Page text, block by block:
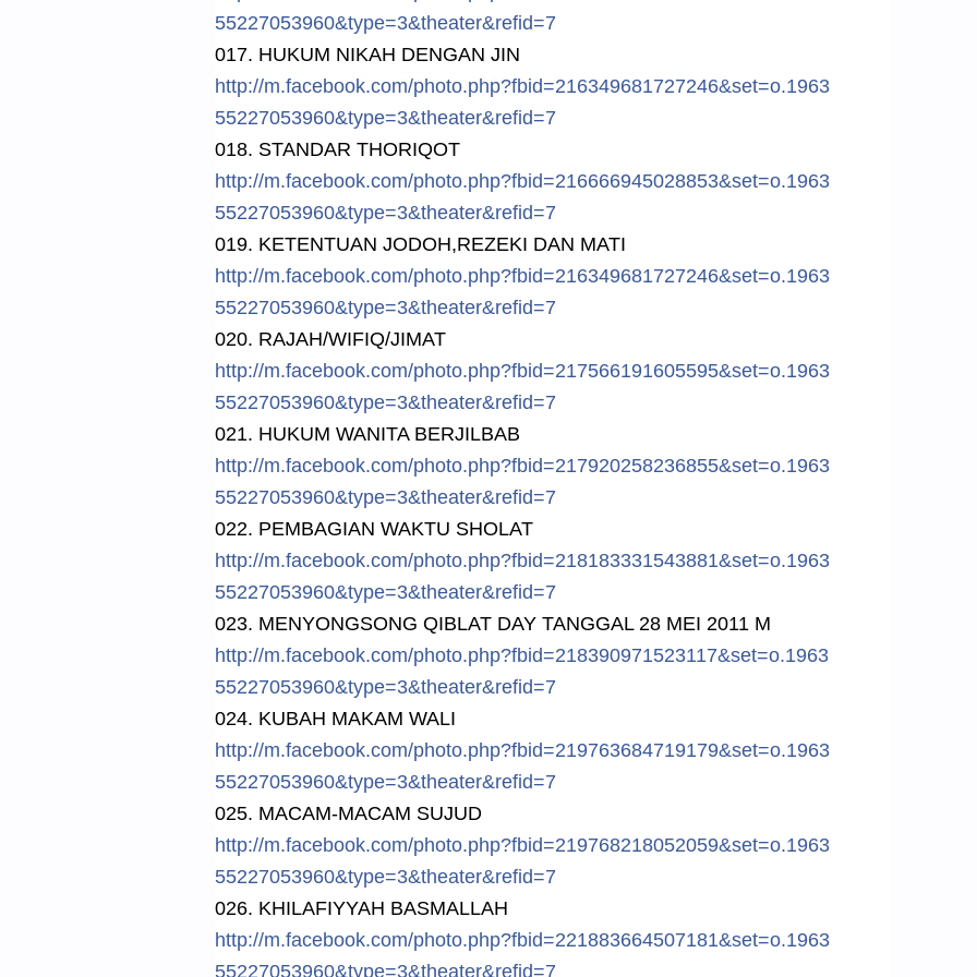
55227053960&type=3&theater&refid=7
017. HUKUM NIKAH DENGAN JIN
http://m.facebook.com/photo.php?fbid=216349681727246&set=o.1963
55227053960&type=3&theater&refid=7
018. STANDAR THORIQOT
http://m.facebook.com/photo.php?fbid=216666945028853&set=o.1963
55227053960&type=3&theater&refid=7
019. KETENTUAN JODOH,REZEKI DAN MATI
http://m.facebook.com/photo.php?fbid=216349681727246&set=o.1963
55227053960&type=3&theater&refid=7
020. RAJAH/WIFIQ/JIMAT
http://m.facebook.com/photo.php?fbid=217566191605595&set=o.1963
55227053960&type=3&theater&refid=7
021. HUKUM WANITA BERJILBAB
http://m.facebook.com/photo.php?fbid=217920258236855&set=o.1963
55227053960&type=3&theater&refid=7
022. PEMBAGIAN WAKTU SHOLAT
http://m.facebook.com/photo.php?fbid=218183331543881&set=o.1963
55227053960&type=3&theater&refid=7
023. MENYONGSONG QIBLAT DAY TANGGAL 28 MEI 2011 M
http://m.facebook.com/photo.php?fbid=218390971523117&set=o.1963
55227053960&type=3&theater&refid=7
024. KUBAH MAKAM WALI
http://m.facebook.com/photo.php?fbid=219763684719179&set=o.1963
55227053960&type=3&theater&refid=7
025. MACAM-MACAM SUJUD
http://m.facebook.com/photo.php?fbid=219768218052059&set=o.1963
55227053960&type=3&theater&refid=7
026. KHILAFIYYAH BASMALLAH
http://m.facebook.com/photo.php?fbid=221883664507181&set=o.1963
55227053960&type=3&theater&refid=7